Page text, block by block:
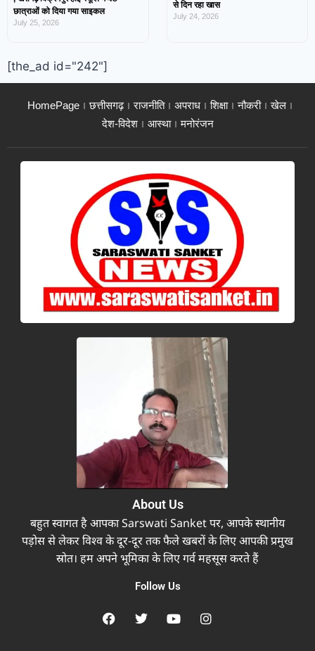
छात्राओं को दिया गया साइकल
July 25, 2026
से दिन रहा खास
July 24, 2026
[the_ad id="242"]
HomePage छत्तीसगढ़ राजनीति अपराध शिक्षा नौकरी
खेल
देश-विदेश
आस्था मनोरंजन
About Us
बहुत स्वागत है आपका Sarswati Sanket पर, आपके स्थानीय
पड़ोस से लेकर विश्व के दूर-दूर तक फैले खबरों के लिए आपकी प्रमुख
स्रोत। हम अपने भूमिका के लिए गर्व महसूस करते हैं
Follow Us